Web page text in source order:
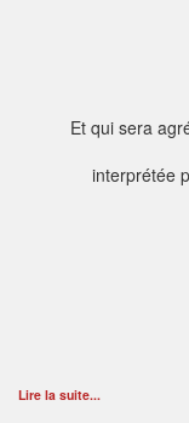
Et qui sera
interprétée
Lire la suite...